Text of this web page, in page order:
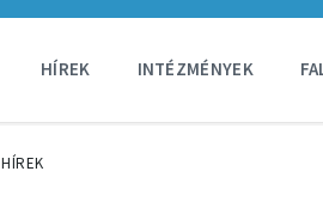
HÍREK INTÉZMÉNYEK
HÍREK